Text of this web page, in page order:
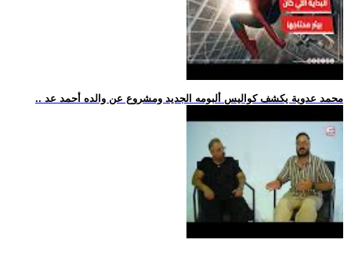
.. محمد عدوية يكشف كواليس ألبومه الجديد ومشروع عن والده أحمد عد